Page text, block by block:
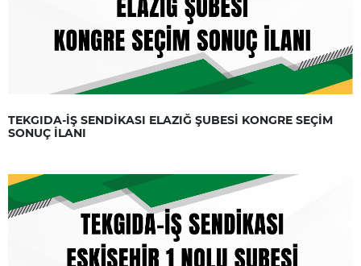
TEKGIDA-İŞ SENDİKASI ELAZIĞ ŞUBESİ KONGRE SEÇİM
SONUÇ İLANI